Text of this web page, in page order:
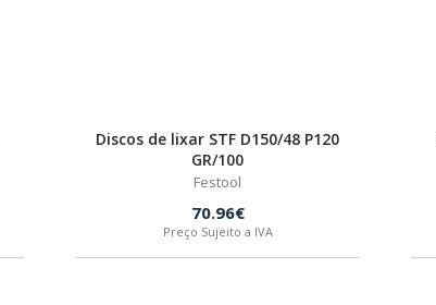
Discos de lixar STF D150/48 P120
GR/100
Festool
70.96€
Preço Sujeito a IVA